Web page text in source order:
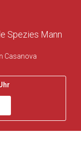
Spezies Mann
Casanova